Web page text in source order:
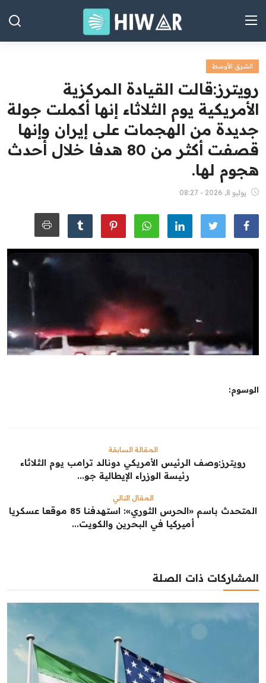
الصفحة الرئيسية
العراق
الشرق الأوسط
العالم
المقالات
الصحة
رياضة
اليوم في التاريخ
الشرق الأوسط
رويترز:‏قالت القيادة المركزية
الأمريكية يوم الثلاثاء إنها أكملت جولة
جديدة من الهجمات على إيران ​وإنها
قصفت أكثر من 80 هدفا خلال أحدث
‌هجوم لها.
يوليو 8, 2026 - 08:27
الوسوم:
المقالة السابقة
رويترز:‏وصف الرئيس الأمريكي دونالد ترامب يوم الثلاثاء
رئيسة الوزراء الإيطالية جو...
المقال التالي
المتحدث باسم «الحرس الثوري»: استهدفنا 85 موقعا عسكريا
أميركيا في البحرين والكويت...
المشاركات ذات الصلة